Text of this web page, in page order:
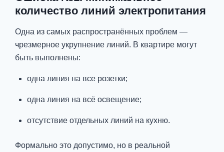
количество линий электропитания
Одна из самых распространённых проблем —
чрезмерное укрупнение линий. В квартире могут
быть выполнены:
одна линия на все розетки;
одна линия на всё освещение;
отсутствие отдельных линий на кухню.
Формально это допустимо, но в реальной